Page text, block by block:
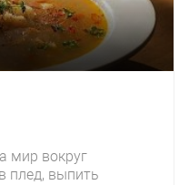
мир вокруг
плед, выпить